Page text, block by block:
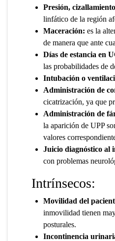
Presión,
linfático de la región
Maceración: es la
de manera que ante
Días de estancia en
las probabilidades de
Intubación o
Administración de
cicatrización, ya que
Administración de
la aparición de UPP
valores
Juicio diagnóstico al
con problemas
Intrínsecos:
Movilidad del
inmovilidad tienen
posturales.
Incontinencia